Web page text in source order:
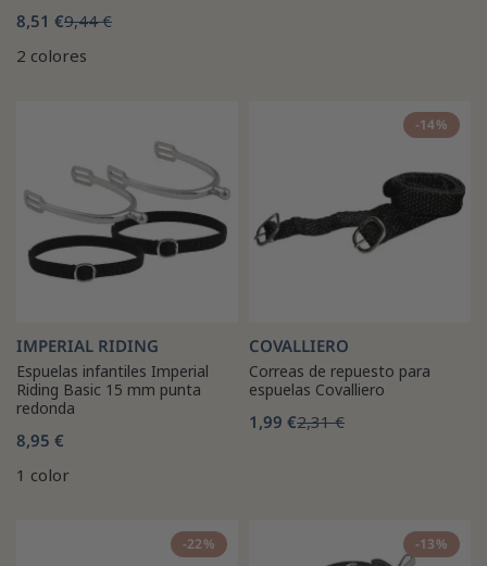
8,51 €9,44 €
2 colores
IMPERIAL RIDING
Espuelas infantiles Imperial
Riding Basic 15 mm punta
redonda
8,95 €
1 color
-14%
COVALLIERO
Correas de repuesto para
espuelas Covalliero
1,99 €2,31 €
-22% -13%